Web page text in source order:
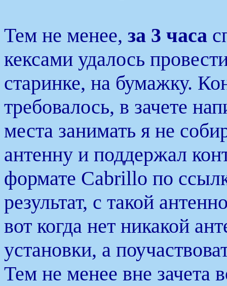
Тем не менее, за 3 часа
кексами удалось
старинке, на бумажку.
требовалось, в зачете
места занимать я не
антенну и поддержал
формате Cabrillo по
результат, с такой
вот когда нет никакой
установки, а
Тем не менее вне зачета